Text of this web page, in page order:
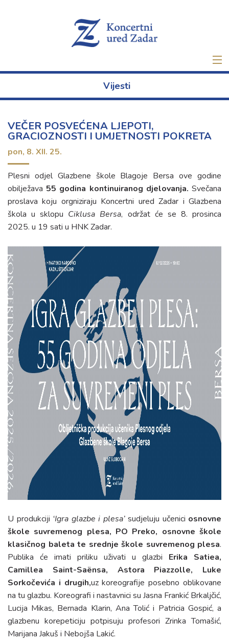
Ulaznice
Novo
O nama
Projekti
Najam
Vijesti
VEČER POSVEĆENA LJEPOTI,
GRACIOZNOSTI I UMJETNOSTI POKRETA
pon, 8. XII. 25.
Plesni odjel Glazbene škole Blagoje Bersa ove godine
obilježava 55 godina kontinuiranog djelovanja.Svečana
proslava koju orgniziraju Koncertni ured Zadar i Glazbena
škola u sklopu Ciklusa Bersa, održat će se 8. prosinca
2025. u 19 sati u HNK Zadar.
U produkciji ‘Igra glazbe i plesa’sudjeluju učenici osnovne
škole suvremenog plesa, PO Preko, osnovne škole
klasičnog baleta te srednje škole suvremenog plesa.
Publika će imati priliku uživati u glazbi Erika Satiea,
Camillea Saint-Saënsa, Astora Piazzolle, Luke
Sorkočevića i drugih,uz koreografije posebno oblikovane
na tu glazbu. Koreografi i nastavnici su Jasna Frankić Brkaljčić,
Lucija Mikas, Bernada Klarin, Ana Tolić i Patricia Gospić, a
glazbenu korepeticiju potpisuju profesori Zrinka Tomašić,
Marijana Jakuš i Nebojša Lakić.